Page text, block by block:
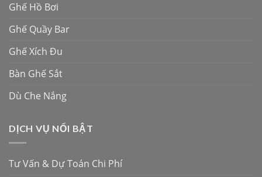
Ghế Hồ Bơi
Ghế Quầy Bar
Ghế Xích Đu
Bàn Ghế Sắt
Dù Che Nắng
DỊCH VỤ NỔI BẬT
Tư Vấn & Dự Toán Chi Phí